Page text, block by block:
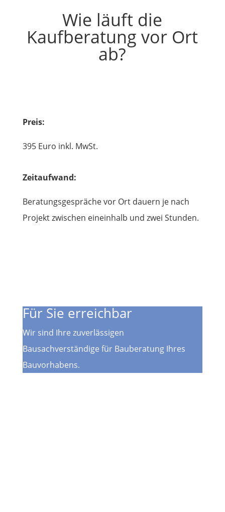
Wie läuft die
Kaufberatung vor Ort
ab?
Preis:
395 Euro inkl. MwSt.
Zeitaufwand:
Beratungsgespräche vor Ort dauern je nach
Projekt zwischen eineinhalb und zwei Stunden.
Für Sie erreichbar
Wir sind Ihre zuverlässigen
Bausachverständige für Bauberatung Ihres
Bauvorhabens.